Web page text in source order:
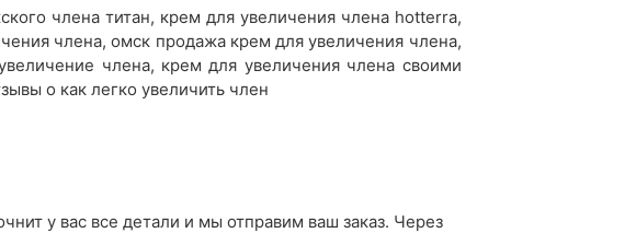
члена титан, крем для увеличения члена hotterra,
члена, омск продажа крем для увеличения члена,
члена, крем для увеличения члена своими
о как легко увеличить член
у вас все детали и мы отправим ваш заказ. Через